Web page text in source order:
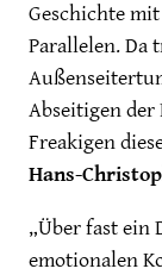
Geschichte
Parallelen. Da
Abseitigen
Freakigen
Hans-
„Über fast ein
emotionalen